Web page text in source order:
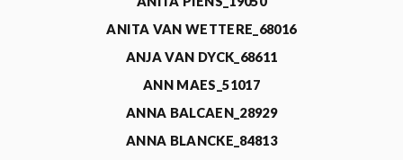
ANITA VAN WETTERE_68016
ANJA VAN DYCK_68611
ANN MAES_51017
ANNA BALCAEN_28929
ANNA BLANCKE_84813